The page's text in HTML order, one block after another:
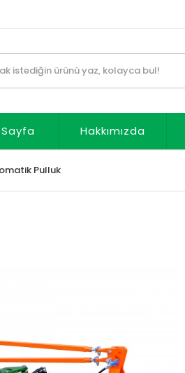
Hakkımızda
Pulluk